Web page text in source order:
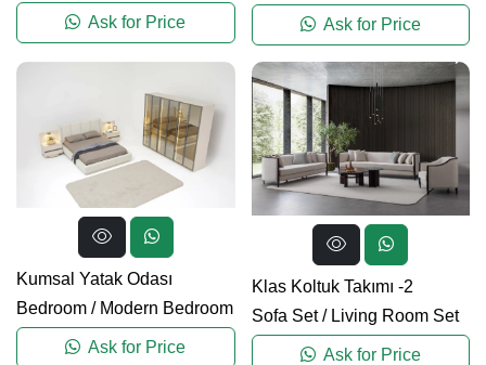
Ask for Price Ask for Price
Kumsal Yatak Odası
Bedroom / Modern Bedroom
Ask for Price
Klas Koltuk Takımı -2
Sofa Set/ Living Room Set
Ask for Price